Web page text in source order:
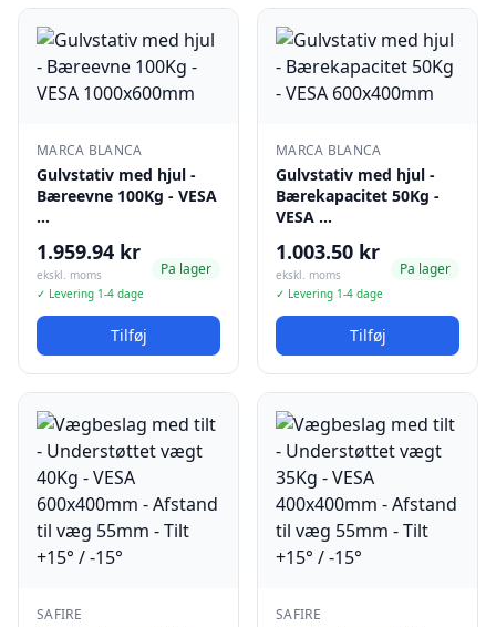
MARCA BLANCA
Gulvstativ med hjul -
Bæreevne 100Kg - VESA
…
1.959.94 kr
ekskl. moms
✓ Levering 1-4 dage
Pa lager
Tilføj
MARCA BLANCA
Gulvstativ med hjul -
Bærekapacitet 50Kg -
VESA …
1.003.50 kr
ekskl. moms
✓ Levering 1-4 dage
Pa lager
Tilføj
SAFIRE SAFIRE